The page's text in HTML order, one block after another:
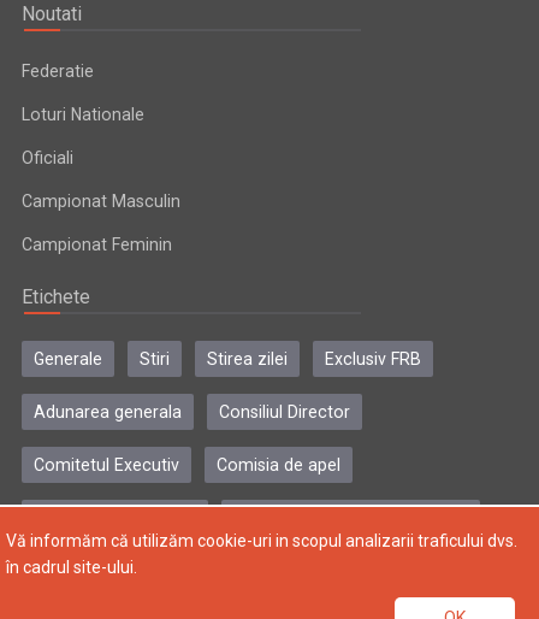
Noutati
Federatie
Loturi Nationale
Oficiali
Campionat Masculin
Campionat Feminin
Etichete
Generale Stiri Stirea zilei Exclusiv FRB
Adunarea generala Consiliul Director
Comitetul Executiv Comisia de apel
Copyright © 2004-2024, Federatia Romana de Baschet. Toate
Vă informăm că utilizăm cookie-uri in scopul analizarii traficului dvs.
în cadrul site-ului.